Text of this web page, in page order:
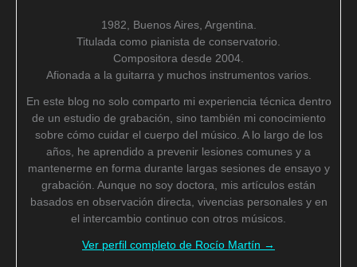
1982, Buenos Aires, Argentina.
Titulada como pianista de conservatorio.
Compositora desde 2004.
Afionada a la guitarra y muchos instrumentos varios.
En este blog no solo comparto mi experiencia técnica dentro
de un estudio de grabación, sino también mi conocimiento
sobre cómo cuidar el cuerpo del músico. A lo largo de los
años, he aprendido a prevenir lesiones comunes y a
mantenerme en forma durante largas sesiones de ensayo y
grabación. Aunque no soy doctora, mis artículos están
basados en observación directa, vivencias personales y en
el intercambio continuo con otros músicos.
Ver perfil completo de Rocío Martín →